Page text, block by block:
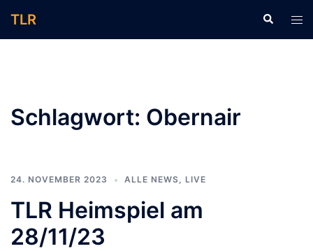
Inhalt
TLR Suche
Schlagwort: Obernair
24. NOVEMBER 2023 ALLE NEWS, LIVE
TLR Heimspiel am
28/11/23